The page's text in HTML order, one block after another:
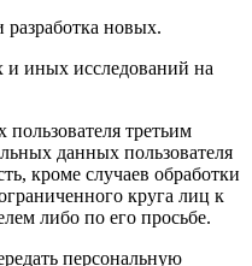
разработка новых.
и иных исследований на
третьим
данных пользователя
кроме случаев обработки
круга лиц к
либо по его просьбе.
персональную